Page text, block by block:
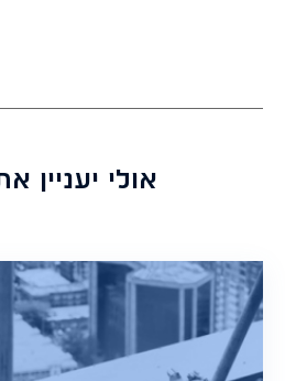
התחברותאולי יעניין